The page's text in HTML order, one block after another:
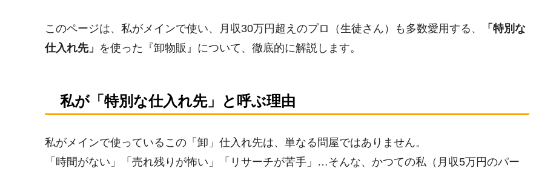
このページは、私がメインで使い、月収30万円超えのプロ（生徒さん）も多数愛用する、
「特別な
仕入れ先」 を使った『卸物販』について、徹底的に解説します。
私が「特別な仕入れ先」と呼ぶ理由
私がメインで使っているこの「卸」仕入れ先は、単なる問屋ではありません。
「時間がない」「売れ残りが怖い」「リサーチが苦手」…そんな、かつての私（月収5万円のパー